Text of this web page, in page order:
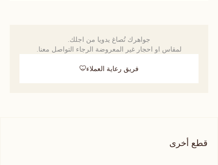
جواهرك تُصاغ يدويا من اجلك.
لمقاس او احجار غير المعروضة الرجاء التواصل معنا.
فريق رعاية العملاء
قطع أخرى